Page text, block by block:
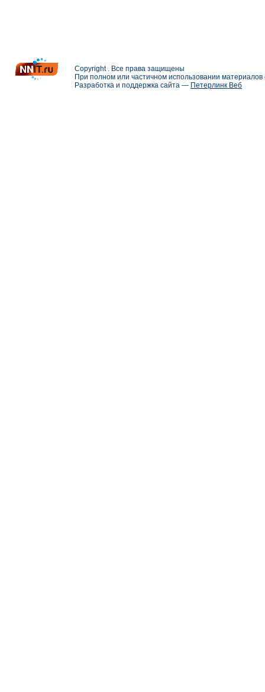
Copyright . Все права защищены
При полном или частичном использовании
Разработка и поддержка сайта — Петерлинк Веб